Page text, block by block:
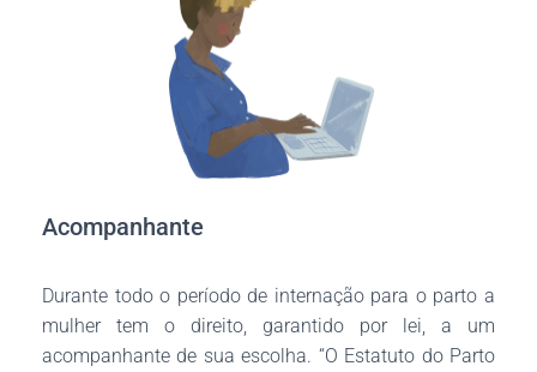
Acompanhante
Durante todo o período de internação para o parto a
mulher tem o direito, garantido por lei, a um
acompanhante de sua escolha. “O Estatuto do Parto